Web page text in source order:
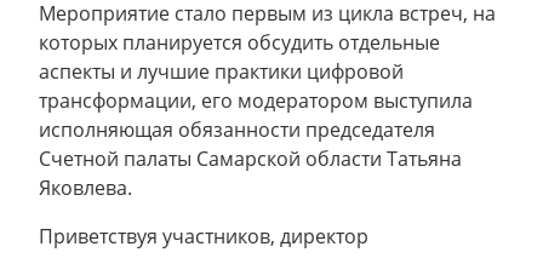
Мероприятие стало первым из цикла встреч, на
которых планируется обсудить отдельные
аспекты и лучшие практики цифровой
трансформации, его модератором выступила
исполняющая обязанности председателя
Счетной палаты Самарской области Татьяна
Яковлева.
Приветствуя участников, директор